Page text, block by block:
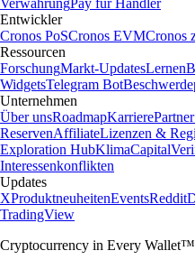
VerwahrungPay für Händler
Entwickler
Cronos PoSCronos EVMCronos
Ressourcen
ForschungMarkt-UpdatesLernen
WidgetsTelegram Bot
Unternehmen
Über unsRoadmapKarrierePartner
ReservenAffiliateLizenzen &
Exploration HubKlimaCapital
Interessenkonflikten
Updates
XProduktneuheitenEventsReddit
TradingView
Cryptocurrency in Every Wallet™